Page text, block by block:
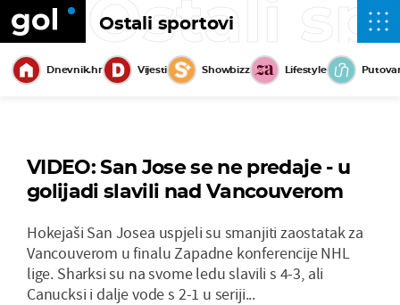
Ostali sportovi
Ostali
Dnevnik.hr Vijesti Showbizz Lifestyle
VIDEO: San Jose se ne predaje - u
golijadi slavili nad Vancouverom
Hokejaši San Josea uspjeli su smanjiti zaostatak za
Vancouverom u finalu Zapadne konferencije NHL
lige. Sharksi su na svome ledu slavili s 4-3, ali
Canucksi i dalje vode s 2-1 u seriji...